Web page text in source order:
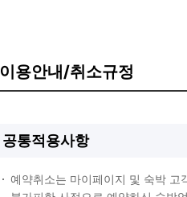
이용안내/취소규정
공통적용사항
예약취소는 마이페이지 및 숙박 고